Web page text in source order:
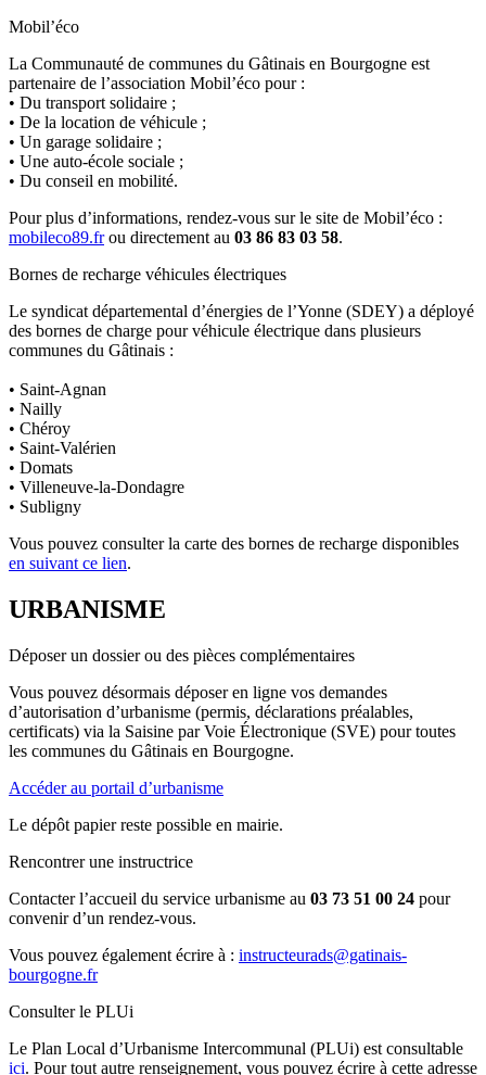
Mobil’éco
La Communauté de communes du Gâtinais en Bourgogne est
partenaire de l’association Mobil’éco pour :
• Du transport solidaire ;
• De la location de véhicule ;
• Un garage solidaire ;
• Une auto-école sociale ;
• Du conseil en mobilité.
Pour plus d’informations, rendez-vous sur le site de Mobil’éco :
mobileco89.frou directement au 03 86 83 03 58.
Bornes de recharge véhicules électriques
Le syndicat départemental d’énergies de l’Yonne (SDEY) a déployé
des bornes de charge pour véhicule électrique dans plusieurs
communes du Gâtinais :
• Saint-Agnan
• Nailly
• Chéroy
• Saint-Valérien
• Domats
• Villeneuve-la-Dondagre
• Subligny
Vous pouvez consulter la carte des bornes de recharge disponibles
en suivant ce lien.
URBANISME
Déposer un dossier ou des pièces complémentaires
Vous pouvez désormais déposer en ligne vos demandes
d’autorisation d’urbanisme (permis, déclarations préalables,
certificats) via la Saisine par Voie Électronique (SVE) pour toutes
les communes du Gâtinais en Bourgogne.
Accéder au portail d’urbanisme
Le dépôt papier reste possible en mairie.
Rencontrer une instructrice
Contacter l’accueil du service urbanisme au 03 73 51 00 24 pour
convenir d’un rendez-vous.
Vous pouvez également écrire à : instructeurads@gatinais-
bourgogne.fr
Consulter le PLUi
Le Plan Local d’Urbanisme Intercommunal (PLUi) est consultable
ici. Pour tout autre renseignement, vous pouvez écrire à cette adresse